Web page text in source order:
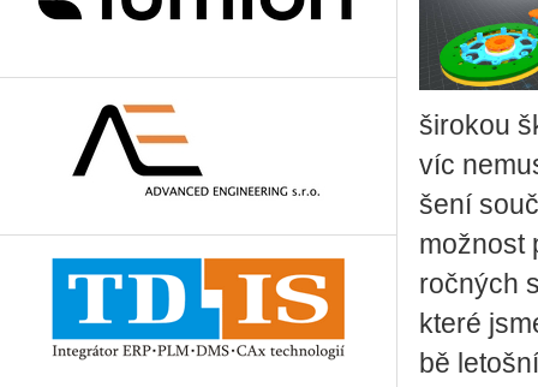
ši­ro­kou
víc
še­ní
mož­nost
roč­ných
kte­ré
bě